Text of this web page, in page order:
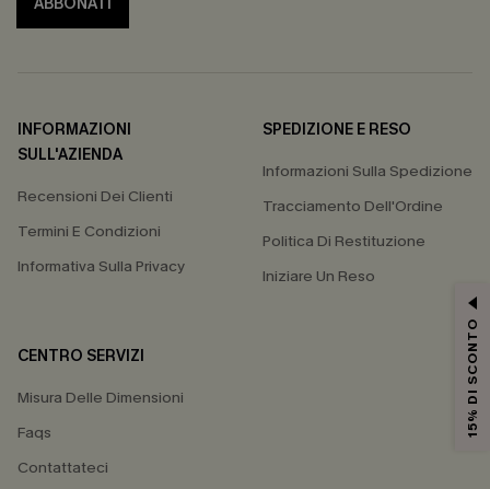
INFORMAZIONI
SULL'AZIENDA
Recensioni Dei Clienti
Termini E Condizioni
Informativa Sulla Privacy
SPEDIZIONE E RESO
Informazioni Sulla Spedizione
Tracciamento Dell'Ordine
Politica Di Restituzione
Iniziare Un Reso
CENTRO SERVIZI
Misura Delle Dimensioni
Faqs
Contattateci
15% DI SCONTO